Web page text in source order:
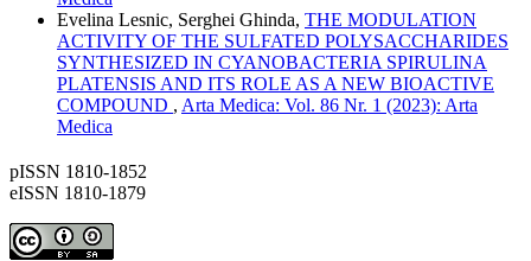
Evelina Lesnic, Serghei Ghinda, THE MODULATION
ACTIVITY OF THE SULFATED POLYSACCHARIDES
SYNTHESIZED IN CYANOBACTERIA SPIRULINA
PLATENSIS AND ITS ROLE AS A NEW BIOACTIVE
COMPOUND , Arta Medica: Vol. 86 Nr. 1 (2023): Arta
Medica
pISSN 1810-1852
eISSN 1810-1879